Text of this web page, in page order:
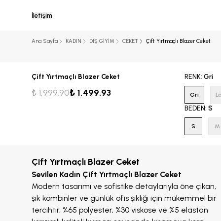
İletişim
Ana Sayfa KADIN DIŞ GİYİM CEKET Çift Yırtmaçlı Blazer Ceket
Çift Yırtmaçlı Blazer Ceket
₺ 1,999.90₺ 1,499.93
RENK: Gri
Gri
BEDEN: S
S M
Çift Yırtmaçlı Blazer Ceket
Sevilen Kadın Çift Yırtmaçlı Blazer Ceket
Modern tasarımı ve sofistike detaylarıyla öne çıkan,
şık kombinler ve günlük ofis şıklığı için mükemmel bir
tercihtir. %65 polyester, %30 viskose ve %5 elastan